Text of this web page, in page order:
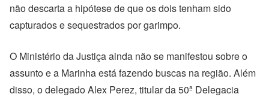
não descarta a hipótese de que os dois tenham sido
capturados e sequestrados por garimpo.
O Ministério da Justiça ainda não se manifestou sobre o
assunto e a Marinha está fazendo buscas na região. Além
disso, o delegado Alex Perez, titular da 50ª Delegacia